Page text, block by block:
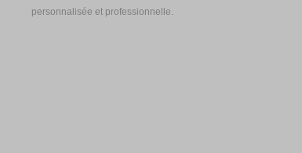
personnalisée et professionnelle.